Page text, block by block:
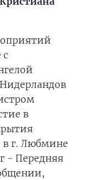
с
в
в г. Любмине
- Передняя